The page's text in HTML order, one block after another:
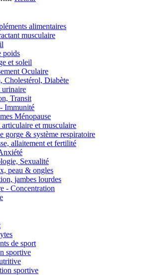
alimentaires
musculaire
poids
et soleil
Oculaire
Cholestérol, Diabète
Transit
Immunité
Ménopause
et musculaire
gorge & système respiratoire
allaitement et fertilité
Sexualité
peau & ongles
jambes lourdes
- Concentration
de sport
sportive
sportive